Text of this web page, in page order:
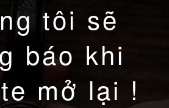
tôi sẽ
báo khi
mở lại !